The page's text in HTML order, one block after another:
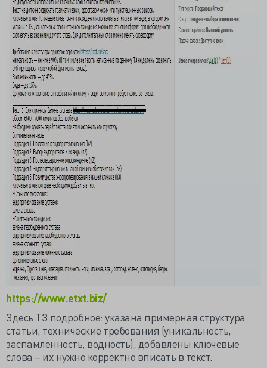
https://www.etxt.biz/
Здесь ТЗ подробное: указана примерная структура
статьи, технические требования (уникальность,
заспамленность, водность), добавлены ключевые
слова – их нужно корректно вписать в текст.